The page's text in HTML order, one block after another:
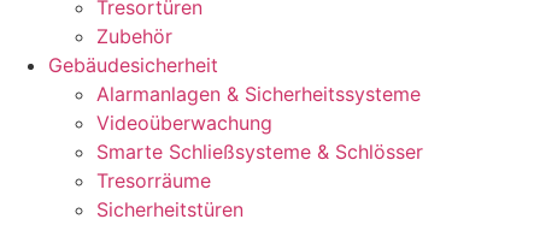
Tresortüren
Zubehör
Gebäudesicherheit
Alarmanlagen & Sicherheitssysteme
Videoüberwachung
Smarte Schließsysteme & Schlösser
Tresorräume
Sicherheitstüren